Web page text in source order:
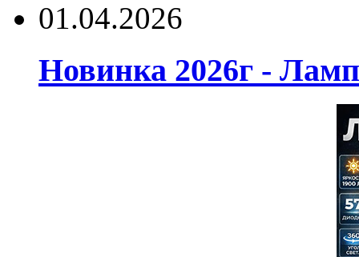
01.04.2026
Новинка 2026г -